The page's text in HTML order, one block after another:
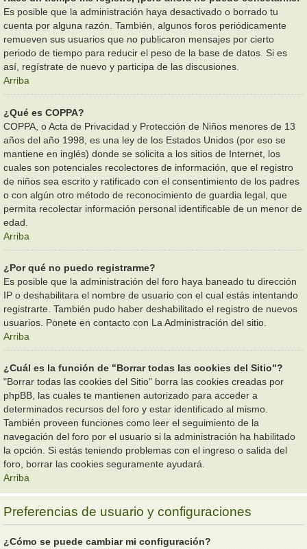
Es posible que la administración haya desactivado o borrado tu
cuenta por alguna razón. También, algunos foros periódicamente
remueven sus usuarios que no publicaron mensajes por cierto
periodo de tiempo para reducir el peso de la base de datos. Si es
así, regístrate de nuevo y participa de las discusiones.
Arriba
¿Qué es COPPA?
COPPA, o Acta de Privacidad y Protección de Niños menores de 13
años del año 1998, es una ley de los Estados Unidos (por eso se
mantiene en inglés) donde se solicita a los sitios de Internet, los
cuales son potenciales recolectores de información, que el registro
de niños sea escrito y ratificado con el consentimiento de los padres
o con algún otro método de reconocimiento de guardia legal, que
permita recolectar información personal identificable de un menor de
edad.
Arriba
¿Por qué no puedo registrarme?
Es posible que la administración del foro haya baneado tu dirección
IP o deshabilitara el nombre de usuario con el cual estás intentando
registrarte. También pudo haber deshabilitado el registro de nuevos
usuarios. Ponete en contacto con La Administración del sitio.
Arriba
¿Cuál es la función de "Borrar todas las cookies del Sitio"?
"Borrar todas las cookies del Sitio" borra las cookies creadas por
phpBB, las cuales te mantienen autorizado para acceder a
determinados recursos del foro y estar identificado al mismo.
También proveen funciones como leer el seguimiento de la
navegación del foro por el usuario si la administración ha habilitado
la opción. Si estás teniendo problemas con el ingreso o salida del
foro, borrar las cookies seguramente ayudará.
Arriba
Preferencias de usuario y configuraciones
¿Cómo se puede cambiar mi configuración?